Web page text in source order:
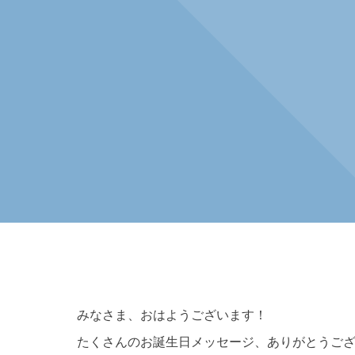
みなさま、おはようございます！
たくさんのお誕生日メッセージ、ありがとうござ